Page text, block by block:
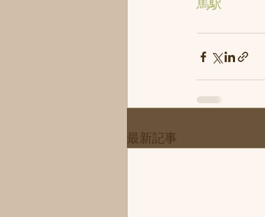
馬駅
最新記事